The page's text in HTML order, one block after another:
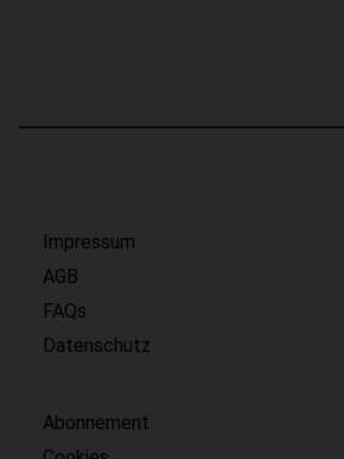
Impressum
AGB
FAQs
Datenschutz
Abonnement